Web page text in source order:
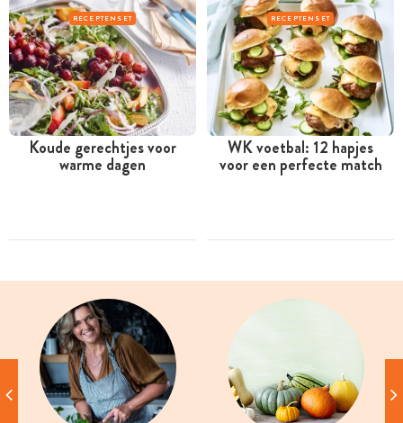
RECEPTENSET
Koude gerechtjes voor
warme dagen
RECEPTENSET
WK voetbal: 12 hapjes
voor een perfecte match